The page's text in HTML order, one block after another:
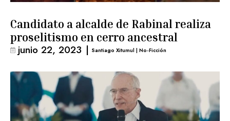
Candidato a alcalde de Rabinal realiza
proselitismo en cerro ancestral
junio 22, 2023 | Santiago Xitumul | No-Ficción